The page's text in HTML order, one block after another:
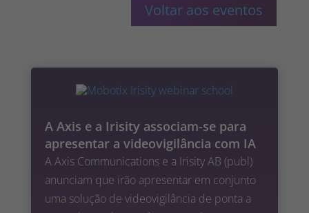
Voltar aos eventos
A Axis e a Irisity associam-se para
apresentar a videovigilância com IA
A Axis Communications e a Irisity AB (publ)
anunciam que irão apresentar em conjunto
uma solução de videovigilância de ponta a